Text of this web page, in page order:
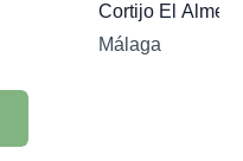
Cortijo El
Málaga